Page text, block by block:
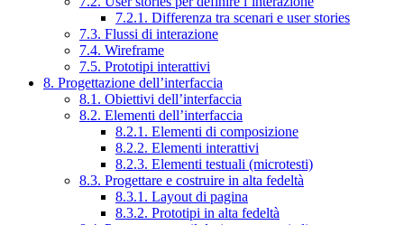
7.2.1. Differenza tra scenari e user stories
7.3. Flussi di interazione
7.4. Wireframe
7.5. Prototipi interattivi
8. Progettazione dell’interfaccia
8.1. Obiettivi dell’interfaccia
8.2. Elementi dell’interfaccia
8.2.1. Elementi di composizione
8.2.2. Elementi interattivi
8.2.3. Elementi testuali (microtesti)
8.3. Progettare e costruire in alta fedeltà
8.3.1. Layout di pagina
8.3.2. Prototipi in alta fedeltà